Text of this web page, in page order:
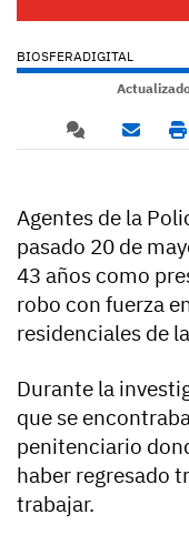
BIOSFERADIGITAL
Agentes de la
pasado 20 de
43 años como
robo con fuerza
residenciales de
Durante la
que se
penitenciario
haber regresado
trabajar.